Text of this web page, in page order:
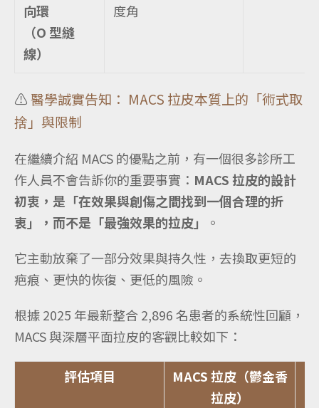
向環
（O 型縫
線）
度角
⚠️醫學誠實告知： MACS 拉皮本質上的「術式取
捨」與限制
在繼續介紹 MACS 的優點之前，有一個很多診所工
作人員不會告訴你的重要事實： MACS 拉皮的設計
初衷，是「在效果與創傷之間找到一個合理的折
衷」，而不是「最強效果的拉皮」
。
它主動放棄了一部分效果與持久性，去換取更短的
疤痕、更快的恢復、更低的風險。
根據 2025 年最新整合 2,896 名患者的系統性回顧，
MACS 與深層平面拉皮的客觀比較如下：
評估項目
MACS 拉皮（鬱金香
拉皮）